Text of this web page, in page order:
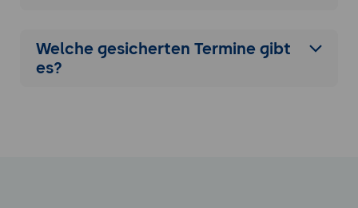
Welche gesicherten Termine gibt
es?